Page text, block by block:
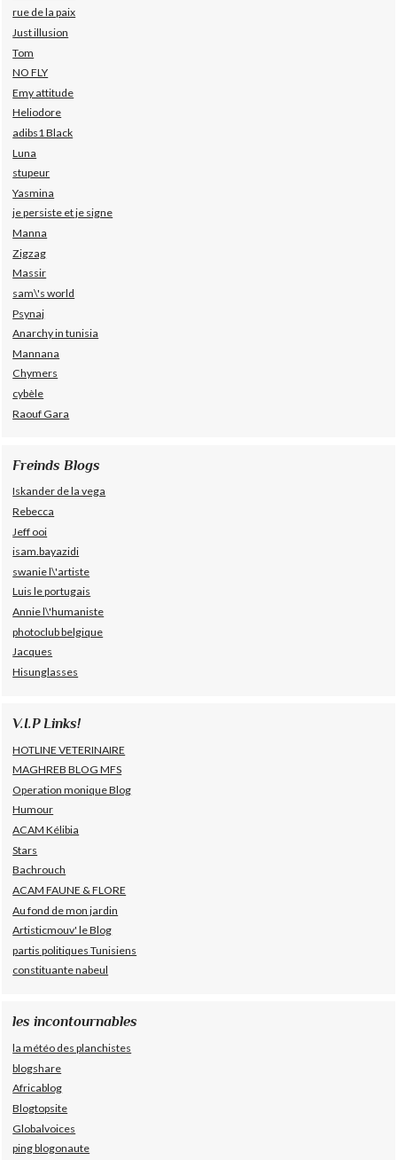
rue de la paix
Just illusion
Tom
NO FLY
Emy attitude
Heliodore
adibs1 Black
Luna
stupeur
Yasmina
je persiste et je signe
Manna
Zigzag
Massir
sam\'s world
Psynaj
Anarchy in tunisia
Mannana
Chymers
cybèle
Raouf Gara
Freinds Blogs
Iskander de la vega
Rebecca
Jeff ooi
isam.bayazidi
swanie l\'artiste
Luis le portugais
Annie l\'humaniste
photoclub belgique
Jacques
Hisunglasses
V.I.P Links!
HOTLINE VETERINAIRE
MAGHREB BLOG MFS
Operation monique Blog
Humour
ACAM Kélibia
Stars
Bachrouch
ACAM FAUNE & FLORE
Au fond de mon jardin
Artisticmouv' le Blog
partis politiques Tunisiens
constituante nabeul
les incontournables
la météo des planchistes
blogshare
Africablog
Blogtopsite
Globalvoices
ping blogonaute